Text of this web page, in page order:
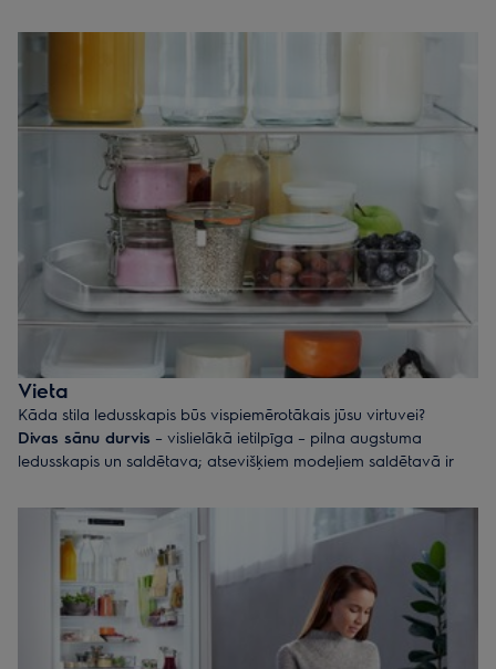
ledusskapis, kuram ledusskapja sadaļa ir lielāka nekā
gaļu un zivis svaigas ilgāk.
Dzērieni– pārdomājiet, vai jums būs nepieciešams statīvs vīna
pudeļu ievietošanai, tāpat pudeles glabāt būs ērtāk, ja
plauktiem varēs mainīt augstumu pēc nepieciešamības. Dažiem
modeļiem ir pieejams arī iebūvēts vīna dzesētājs. Tāpat dažās
saldētavās ir iebūvēts ledus padeves aparāts.
Saldēta pārtika– ja mēdzat sagatavot saldētu pārtiku,
izvēlieties ledusskapi, kura saldētavas ietilpība ir līdzvērtīga
ledusskapja ietilpībai.
Vieta
Kāda stila ledusskapis būs vispiemērotākais jūsu virtuvei?
Divas sānu durvis – vislielākā ietilpīga – pilna augstuma
ledusskapis un saldētava; atsevišķiem modeļiem saldētavā ir
Ledusskapis ar saldētavu– klasisks ledusskapis virs saldētavas
ar atsevišķām durvīm saldētavas un ledusskapja nodalījumam.
Izvēlei pieejami modeļi ar saldētavu augšā vai apakšā.
Iebūvējamie ledusskapji
– ja vēlaties noslēpt ledusskapi un
ievērot saskaņotu dizainu visā virtuvē, izvēlieties iebūvējamo
ledusskapi. Jūs varat izvēlēties gan ledusskapi ar saldētavu, gan
arī atsevišķi ledusskapi un saldētavu.